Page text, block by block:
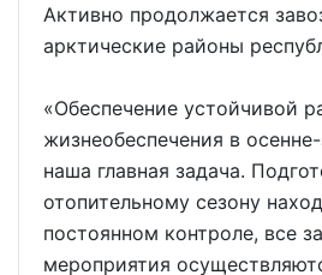
Активно продолжается
арктические районы
«Обеспечение устойчивой
жизнеобеспечения в
наша главная задача.
отопительному сезону
постоянном контроле, все
мероприятия